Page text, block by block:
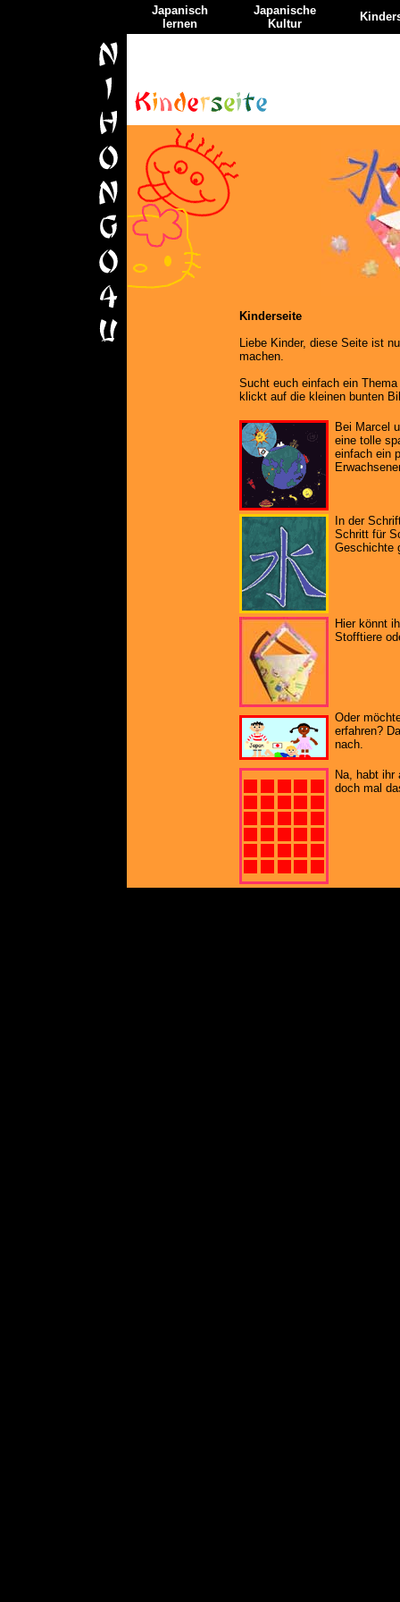
Japanisch
lernen
Japanische
Kultur
Kinderseite
Liebe Kinder, diese Seite ist
machen.
Sucht euch einfach ein
klickt auf die kleinen bunten
Bei Marcel
eine tolle
einfach ein
In der
Schritt für
Geschichte
Hier könnt
Stofftiere
Oder
erfahren?
nach.
Na, habt ihr
doch mal